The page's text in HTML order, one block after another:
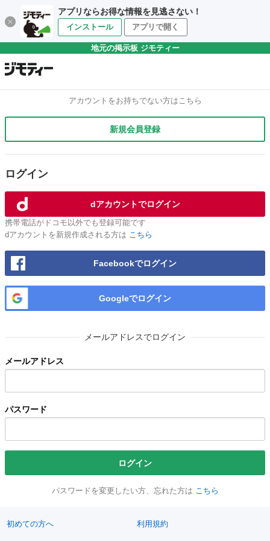
アプリならお得な情報を見逃さない！
インストール アプリで開く
地元の掲示板 ジモティー
アカウントをお持ちでない方はこちら
新規会員登録
ログイン
dアカウントでログイン
携帯電話がドコモ以外でも登録可能です
dアカウントを新規作成される方は こちら
Facebookでログイン
Googleでログイン
メールアドレスでログイン
メールアドレス
パスワード
ログイン
パスワードを変更したい方、忘れた方は こちら
初めての方へ 利用規約